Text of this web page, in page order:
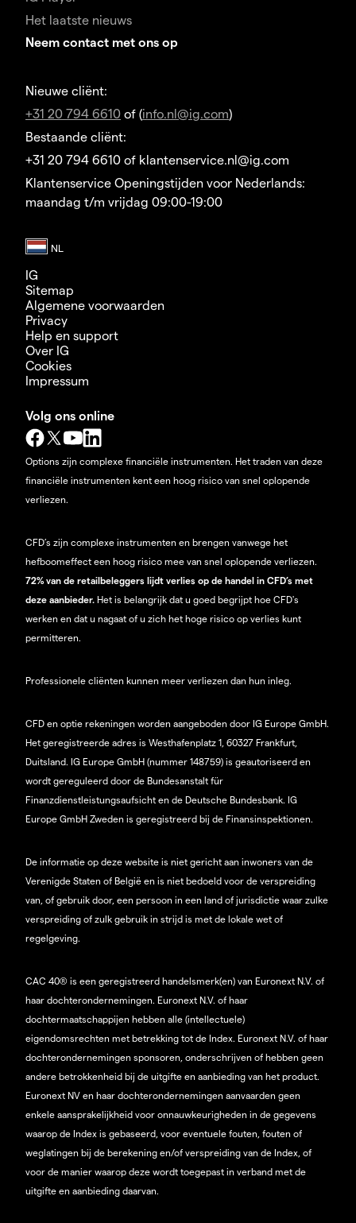
Het laatste nieuws
Neem contact met ons op
Nieuwe cliënt:
+31 20 794 6610 of (info.nl@ig.com)
Bestaande cliënt:
+31 20 794 6610 of klantenservice.nl@ig.com
Klantenservice Openingstijden voor Nederlands:
maandag t/m vrijdag 09:00-19:00
IG
Sitemap
Algemene voorwaarden
Privacy
Help en support
Over IG
Cookies
Impressum
Volg ons online
Options zijn complexe financiële instrumenten. Het traden van deze
financiële instrumenten kent een hoog risico van snel oplopende
verliezen.
CFD’s zijn complexe instrumenten en brengen vanwege het
hefboomeffect een hoog risico mee van snel oplopende verliezen.
72% van de retailbeleggers lijdt verlies op de handel in CFD’s met
deze aanbieder. Het is belangrijk dat u goed begrijpt hoe CFD's
werken en dat u nagaat of u zich het hoge risico op verlies kunt
permitteren.
Professionele cliënten kunnen meer verliezen dan hun inleg.
CFD en optie rekeningen worden aangeboden door IG Europe GmbH.
Het geregistreerde adres is Westhafenplatz 1, 60327 Frankfurt,
Duitsland. IG Europe GmbH (nummer 148759) is geautoriseerd en
wordt gereguleerd door de Bundesanstalt für
Finanzdienstleistungsaufsicht en de Deutsche Bundesbank. IG
Europe GmbH Zweden is geregistreerd bij de Finansinspektionen.
De informatie op deze website is niet gericht aan inwoners van de
Verenigde Staten of België en is niet bedoeld voor de verspreiding
van, of gebruik door, een persoon in een land of jurisdictie waar zulke
verspreiding of zulk gebruik in strijd is met de lokale wet of
regelgeving.
CAC 40® is een geregistreerd handelsmerk(en) van Euronext N.V. of
haar dochterondernemingen. Euronext N.V. of haar
dochtermaatschappijen hebben alle (intellectuele)
eigendomsrechten met betrekking tot de Index. Euronext N.V. of haar
dochterondernemingen sponsoren, onderschrijven of hebben geen
andere betrokkenheid bij de uitgifte en aanbieding van het product.
Euronext NV en haar dochterondernemingen aanvaarden geen
enkele aansprakelijkheid voor onnauwkeurigheden in de gegevens
waarop de Index is gebaseerd, voor eventuele fouten, fouten of
weglatingen bij de berekening en/of verspreiding van de Index, of
voor de manier waarop deze wordt toegepast in verband met de
uitgifte en aanbieding daarvan.